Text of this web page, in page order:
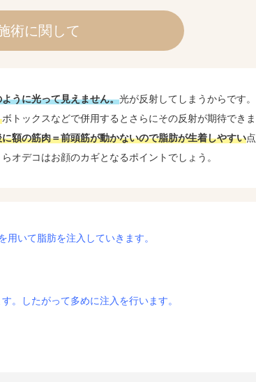
術に関して
うに光って見えません。光が反射してしまうからです。
ボトックスなどで併用するとさらにその反射が期待できま
額の筋肉＝前頭筋が動かないので脂肪が生着しやすい点
オデコはお顔のカギとなるポイントでしょう。
いて脂肪を注入していきます。
。したがって多めに注入を行います。